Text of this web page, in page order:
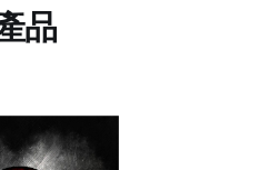
品